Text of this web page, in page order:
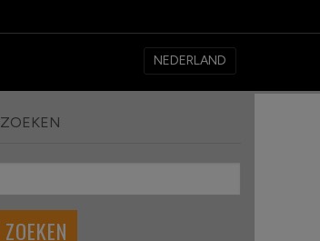
ZOEKEN